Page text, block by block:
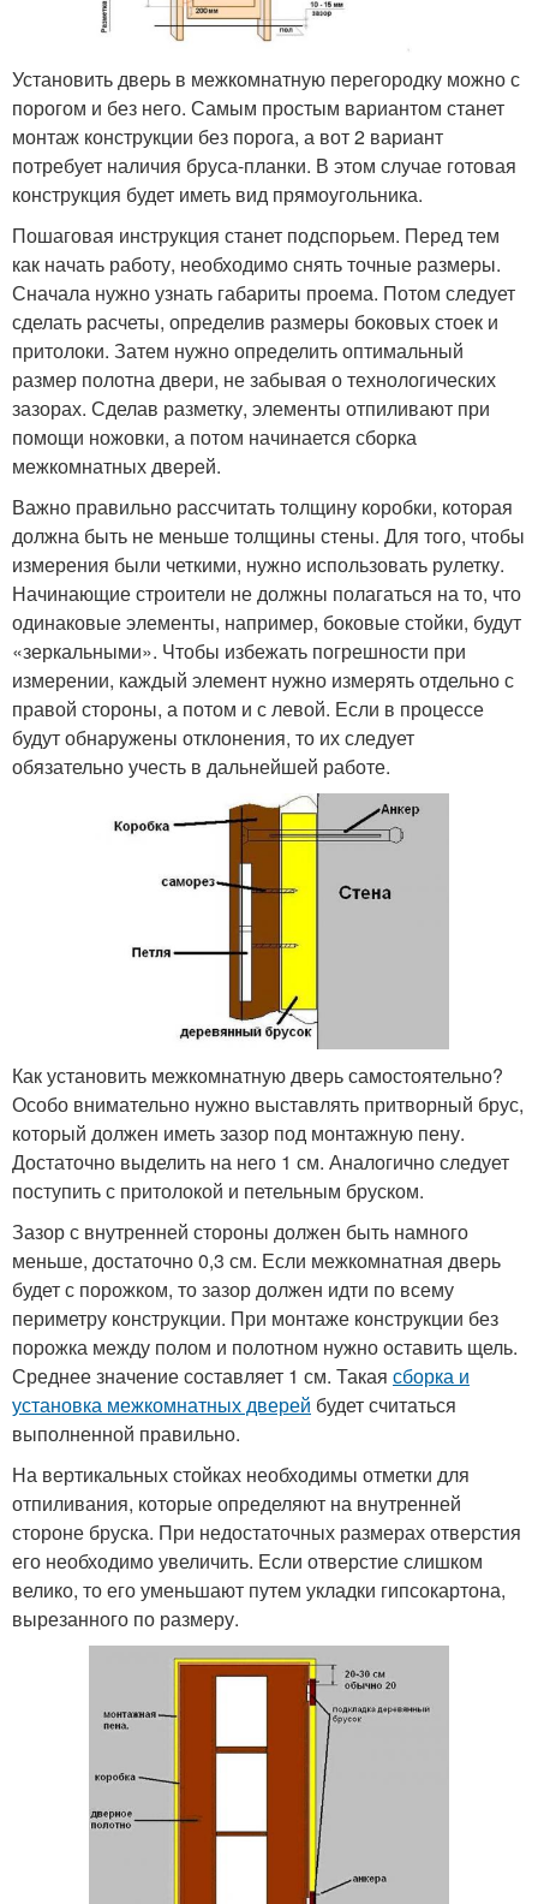
Установить дверь в межкомнатную перегородку можно с
порогом и без него. Самым простым вариантом станет
монтаж конструкции без порога, а вот 2 вариант
потребует наличия бруса-планки. В этом случае готовая
конструкция будет иметь вид прямоугольника.
Пошаговая инструкция станет подспорьем. Перед тем
как начать работу, необходимо снять точные размеры.
Сначала нужно узнать габариты проема. Потом следует
сделать расчеты, определив размеры боковых стоек и
притолоки. Затем нужно определить оптимальный
размер полотна двери, не забывая о технологических
зазорах. Сделав разметку, элементы отпиливают при
помощи ножовки, а потом начинается сборка
межкомнатных дверей.
Важно правильно рассчитать толщину коробки, которая
должна быть не меньше толщины стены. Для того, чтобы
измерения были четкими, нужно использовать рулетку.
Начинающие строители не должны полагаться на то, что
одинаковые элементы, например, боковые стойки, будут
«зеркальными». Чтобы избежать погрешности при
измерении, каждый элемент нужно измерять отдельно с
правой стороны, а потом и с левой. Если в процессе
будут обнаружены отклонения, то их следует
обязательно учесть в дальнейшей работе.
Как установить межкомнатную дверь самостоятельно?
Особо внимательно нужно выставлять притворный брус,
который должен иметь зазор под монтажную пену.
Достаточно выделить на него 1 см. Аналогично следует
поступить с притолокой и петельным бруском.
Зазор с внутренней стороны должен быть намного
меньше, достаточно 0,3 см. Если межкомнатная дверь
будет с порожком, то зазор должен идти по всему
периметру конструкции. При монтаже конструкции без
порожка между полом и полотном нужно оставить щель.
Среднее значение составляет 1 см. Такая сборка и
установка межкомнатных дверей будет считаться
выполненной правильно.
На вертикальных стойках необходимы отметки для
отпиливания, которые определяют на внутренней
стороне бруска. При недостаточных размерах отверстия
его необходимо увеличить. Если отверстие слишком
велико, то его уменьшают путем укладки гипсокартона,
вырезанного по размеру.